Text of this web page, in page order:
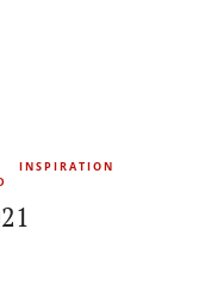
INSPIRATION